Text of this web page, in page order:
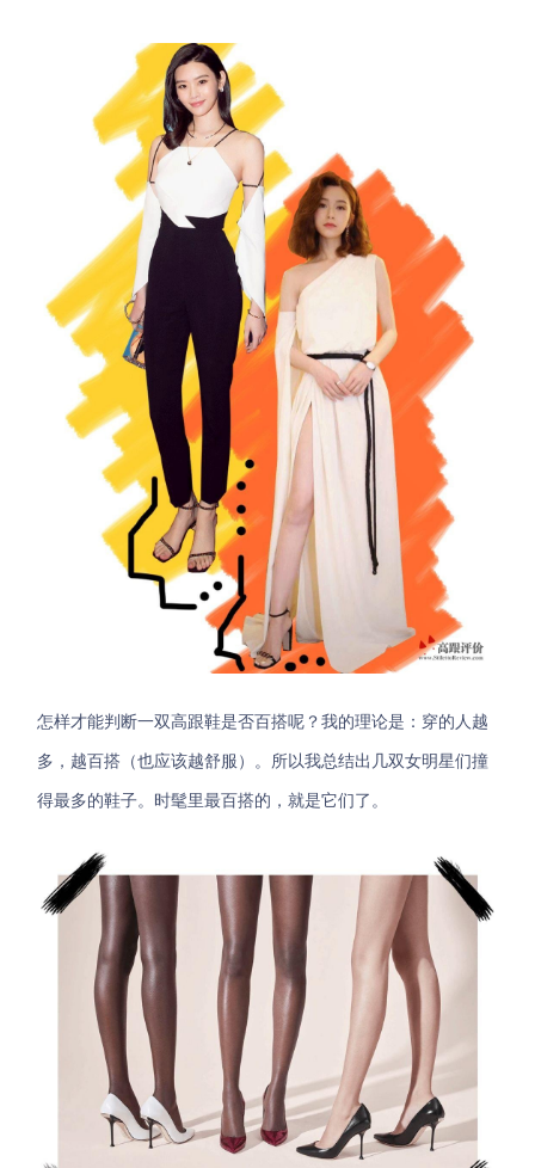
怎样才能判断一双高跟鞋是否百搭呢？我的理论是：穿的人越
多，越百搭（也应该越舒服）。所以我总结出几双女明星们撞
得最多的鞋子。时髦里最百搭的，就是它们了。